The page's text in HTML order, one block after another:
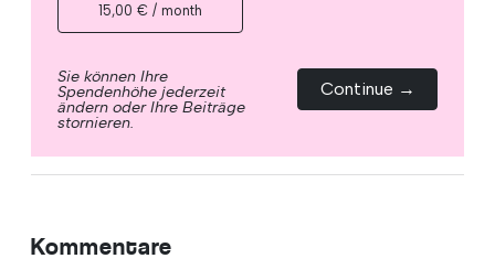
15,00 € / month
Sie können Ihre
Spendenhöhe jederzeit
ändern oder Ihre Beiträge
stornieren.
Continue →
Kommentare